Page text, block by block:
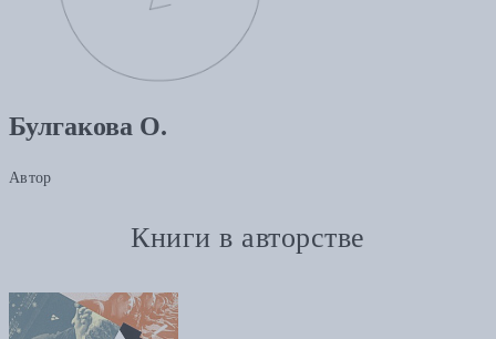
Булгакова О.
Автор
Книги в авторстве